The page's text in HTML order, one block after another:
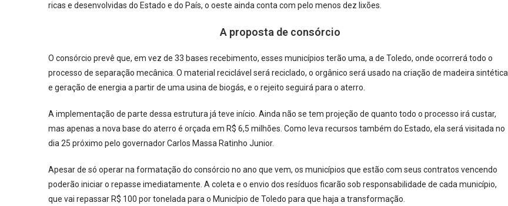
ricas e desenvolvidas do Estado e do País, o oeste ainda conta com pelo menos dez lixões.
A proposta de consórcio
O consórcio prevê que, em vez de 33 bases recebimento, esses municípios terão uma, a de Toledo, onde ocorrerá todo o
processo de separação mecânica. O material reciclável será reciclado, o orgânico será usado na criação de madeira sintética
e geração de energia a partir de uma usina de biogás, e o rejeito seguirá para o aterro.
A implementação de parte dessa estrutura já teve início. Ainda não se tem projeção de quanto todo o processo irá custar,
mas apenas a nova base do aterro é orçada em R$ 6,5 milhões. Como leva recursos também do Estado, ela será visitada no
dia 25 próximo pelo governador Carlos Massa Ratinho Junior.
Apesar de só operar na formatação do consórcio no ano que vem, os municípios que estão com seus contratos vencendo
poderão iniciar o repasse imediatamente. A coleta e o envio dos resíduos ficarão sob responsabilidade de cada município,
que vai repassar R$ 100 por tonelada para o Município de Toledo para que haja a transformação.